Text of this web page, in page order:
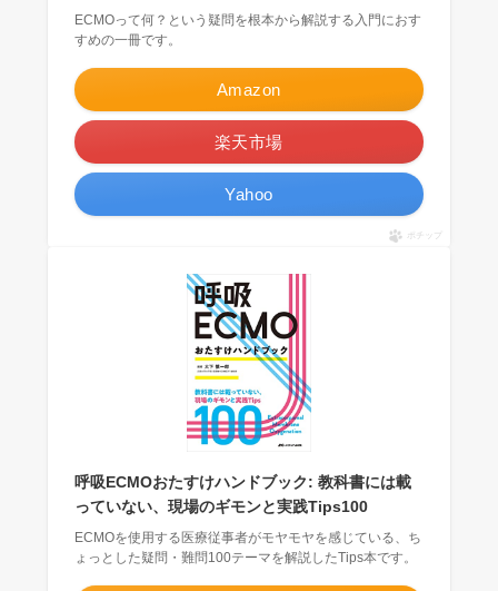
ECMOって何？という疑問を根本から解説する入門におす
すめの一冊です。
Amazon
楽天市場
Yahoo
ポチップ
呼吸ECMOおたすけハンドブック: 教科書には載
っていない、現場のギモンと実践Tips100
ECMOを使用する医療従事者がモヤモヤを感じている、ち
ょっとした疑問・難問100テーマを解説したTips本です。